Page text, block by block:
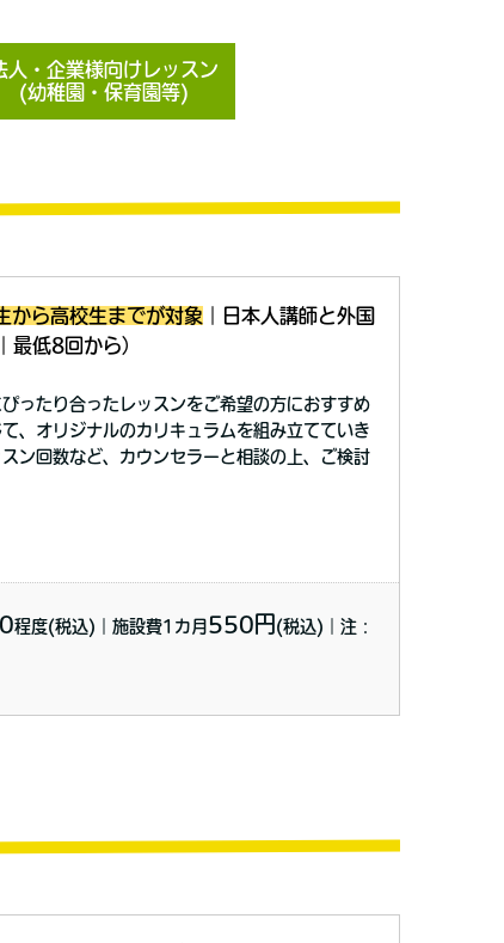
人・企業様向けレッスン
(幼稚園・保育園等)
から高校生までが対象 ｜日本人講師と外国
最低8回から）
ったり合ったレッスンをご希望の方におすすめ
、オリジナルのカリキュラムを組み立てていき
ン回数など、カウンセラーと相談の上、ご検討
程度(税込)｜施設費1カ月 550円 (税込)｜注：